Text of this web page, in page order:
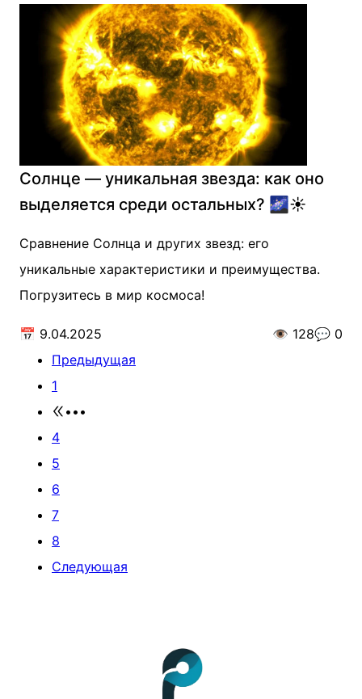
Солнце — уникальная звезда: как оно
выделяется среди остальных? 🌌☀️
Сравнение Солнца и других звезд: его
уникальные характеристики и преимущества.
Погрузитесь в мир космоса!
📅 9.04.2025 👁️ 128💬 0
Предыдущая
1
•••
4
5
6
7
8
Следующая